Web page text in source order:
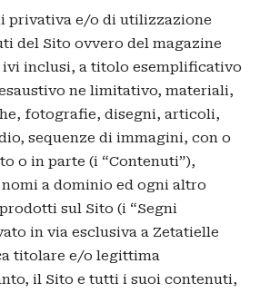
privativa e/o di utilizzazione
del Sito ovvero del magazine
inclusi, a titolo esemplificativo
ne limitativo, materiali,
fotografie, disegni, articoli,
sequenze di immagini, con o
o in parte (i “Contenuti”),
a dominio ed ogni altro
sul Sito (i “Segni
in via esclusiva a Zetatielle
titolare e/o legittima
il Sito e tutti i suoi contenuti,